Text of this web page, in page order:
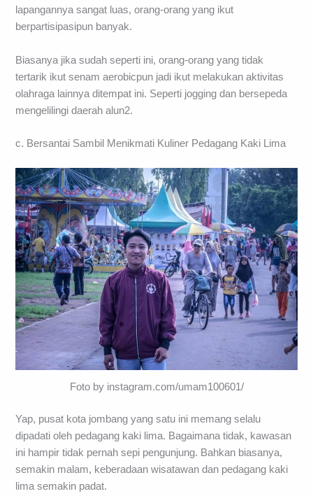
lapangannya sangat luas, orang-orang yang ikut
berpartisipasipun banyak.
Biasanya jika sudah seperti ini, orang-orang yang tidak
tertarik ikut senam aerobicpun jadi ikut melakukan aktivitas
olahraga lainnya ditempat ini. Seperti jogging dan bersepeda
mengelilingi daerah alun2.
c. Bersantai Sambil Menikmati Kuliner Pedagang Kaki Lima
Foto by instagram.com/umam100601/
Yap, pusat kota jombang yang satu ini memang selalu
dipadati oleh pedagang kaki lima. Bagaimana tidak, kawasan
ini hampir tidak pernah sepi pengunjung. Bahkan biasanya,
semakin malam, keberadaan wisatawan dan pedagang kaki
lima semakin padat.